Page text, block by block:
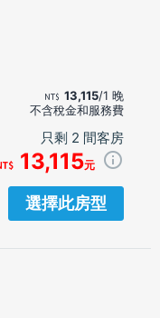
13,115/1 晚
不含稅金和服務費
只剩 2 間客房
13,115元
選擇此房型